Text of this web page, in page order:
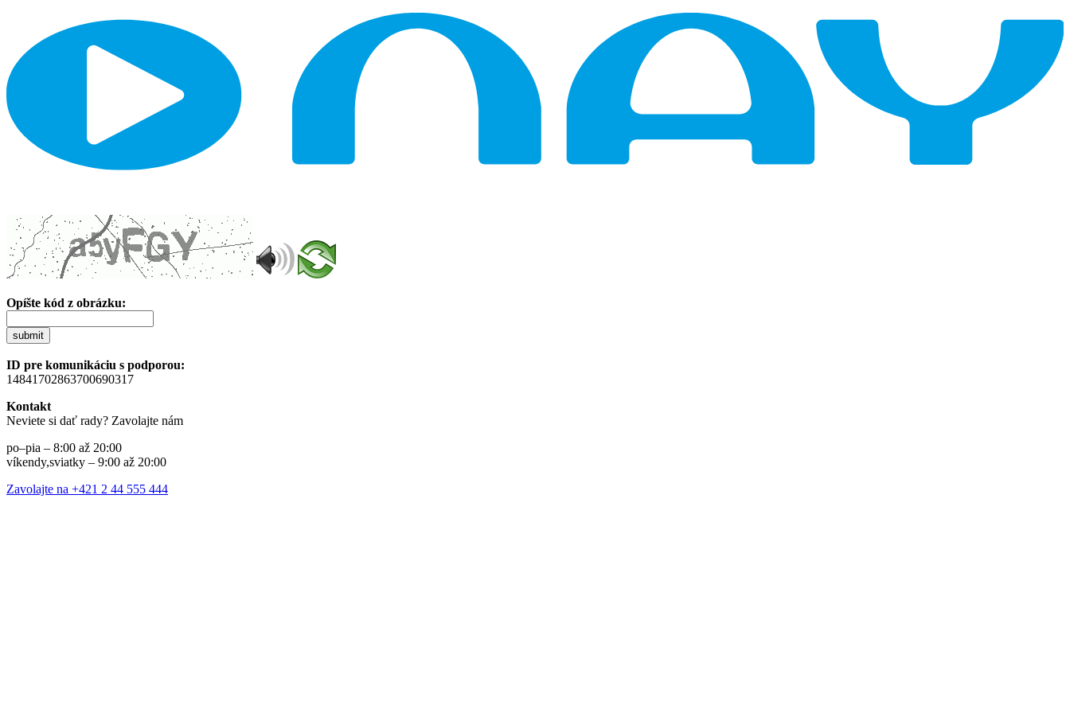
Opíšte kód z obrázku:
submit
ID pre komunikáciu s podporou:
14841702863700690317
Kontakt
Neviete si dať rady? Zavolajte nám
po–pia – 8:00 až 20:00
víkendy,sviatky – 9:00 až 20:00
Zavolajte na +421 2 44 555 444